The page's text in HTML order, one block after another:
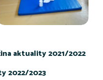
aktuality 2021/2022
2022/2023